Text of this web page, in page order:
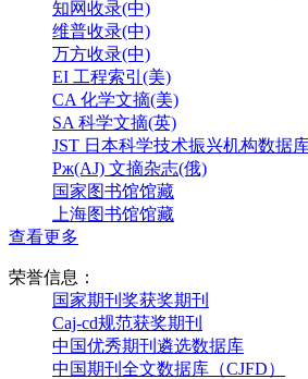
知网收录(中)
维普收录(中)
万方收录(中)
EI 工程索引(美)
CA 化学文摘(美)
SA 科学文摘(英)
JST 日本科学技术振兴机构数据
Pж(AJ) 文摘杂志(俄)
国家图书馆馆藏
上海图书馆馆藏
查看更多
荣誉信息：
国家期刊奖获奖期刊
Caj-cd规范获奖期刊
中国优秀期刊遴选数据库
中国期刊全文数据库（CJFD）